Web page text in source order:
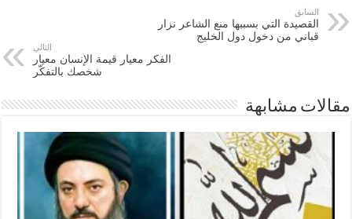
السابق
القصيدة التي بسببها منع الشاعر نزار
قباني من دخول دول الخليج
التالي
الفكر معيار قيمة الإنسان معيار
شخصك بالتفكّر
مقالات مشابهة